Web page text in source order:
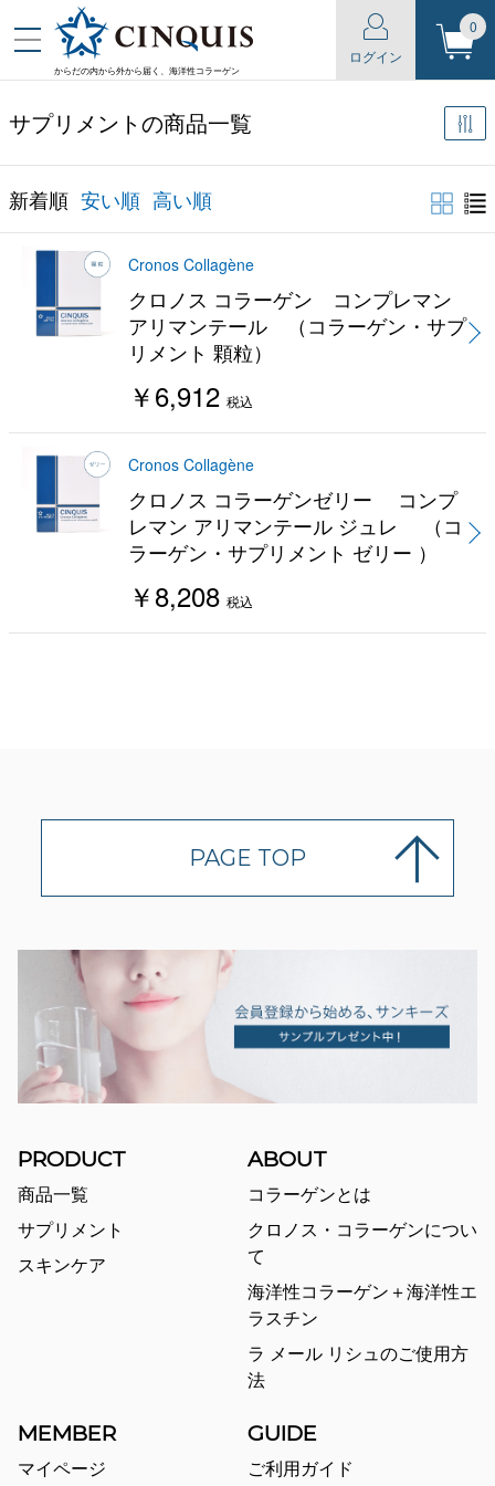
からだの内から外から届く、海洋性コラーゲン
ログイン
0
サプリメントの商品一覧
新着順 安い順 高い順
Cronos Collagène
クロノス コラーゲン コンプレマン
アリマンテール （コラーゲン・サプ
リメント 顆粒）
￥6,912 税込
Cronos Collagène
クロノス コラーゲンゼリー コンプ
レマン アリマンテール ジュレ （コ
ラーゲン・サプリメント ゼリー ）
￥8,208 税込
PAGE TOP
PRODUCT
商品一覧
サプリメント
スキンケア
ABOUT
コラーゲンとは
クロノス・コラーゲンについ
て
海洋性コラーゲン＋海洋性エ
ラスチン
ラ メール リシュのご使用方
法
MEMBER
マイページ
GUIDE
ご利用ガイド